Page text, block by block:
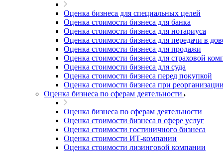
Оценка бизнеса для специальных целей
Оценка стоимости бизнеса для банка
Оценка стоимости бизнеса для нотариуса
Оценка стоимости бизнеса для передачи в
Оценка стоимости бизнеса для продажи
Оценка стоимости бизнеса для страховой
Оценка стоимости бизнеса для суда
Оценка стоимости бизнеса перед покупкой
Оценка стоимости бизнеса при реорганизации
Оценка бизнеса по сферам деятельности
Оценка бизнеса по сферам деятельности
Оценка стоимости бизнеса в сфере услуг
Оценка стоимости гостиничного бизнеса
Оценка стоимости ИТ-компании
Оценка стоимости лизинговой компании
Борисоглебск
Боровичи
Братск
Бронницы
Брянск
Бугульма
Бугуруслан
Бузулук
Буйнакск
Бутурлиновка
Валдай
Валуйки